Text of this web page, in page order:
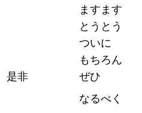
ますます
とうとう
ついに
もちろん
是非
ぜひ
なるべく